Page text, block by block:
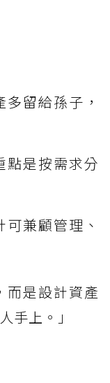
留給孫子，
點是按需求分
兼顧管理、
而是設計資產
手上。」